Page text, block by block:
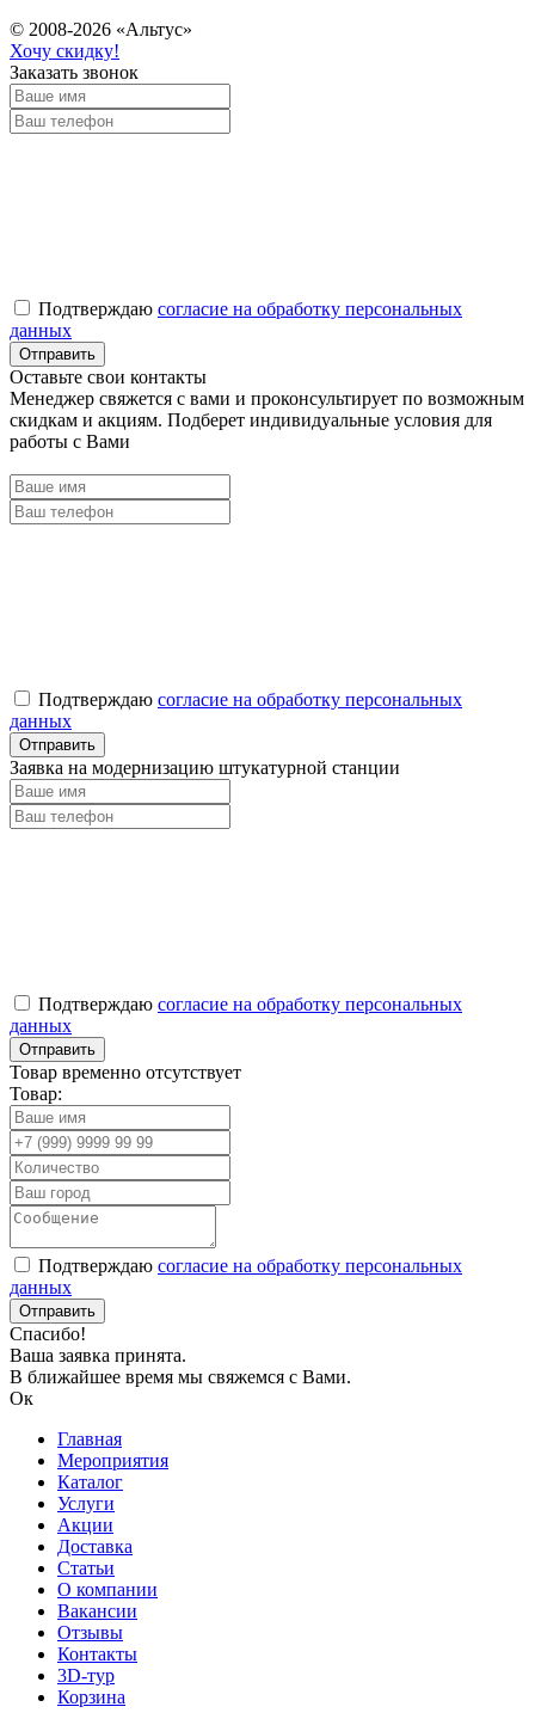
© 2008-2026 «Альтус»
Хочу скидку!
Заказать звонок
Подтверждаю согласие на обработку персональных
данных
Оставьте свои контакты
Менеджер свяжется с вами и проконсультирует по возможным
скидкам и акциям. Подберет индивидуальные условия для
работы с Вами
Подтверждаю согласие на обработку персональных
данных
Заявка на модернизацию штукатурной станции
Подтверждаю согласие на обработку персональных
данных
Товар временно отсутствует
Товар:
Подтверждаю согласие на обработку персональных
данных
Спасибо!
Ваша заявка принята.
В ближайшее время мы свяжемся с Вами.
Ок
Главная
Мероприятия
Каталог
Услуги
Акции
Доставка
Статьи
О компании
Вакансии
Отзывы
Контакты
3D-тур
Корзина